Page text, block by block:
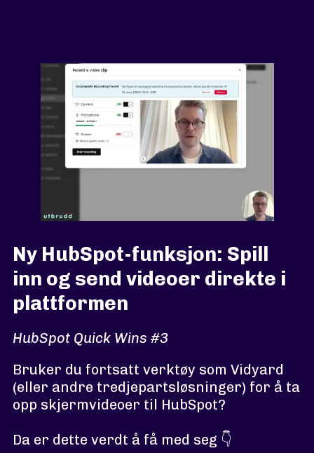
Ny HubSpot-funksjon: Spill
inn og send videoer direkte i
plattformen
HubSpot Quick Wins #3
Bruker du fortsatt verktøy som Vidyard
(eller andre tredjepartsløsninger) for å ta
opp skjermvideoer til HubSpot?
Da er dette verdt å få med seg 👇